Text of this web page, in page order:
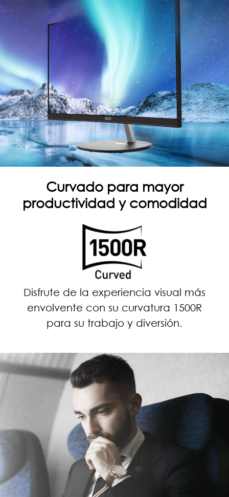
Curvado para mayor
productividad y comodidad
Disfrute de la experiencia visual más
envolvente con su curvatura 1500R
para su trabajo y diversión.